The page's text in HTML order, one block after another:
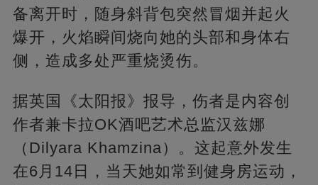
备离开时，随身斜背包突然冒烟并起火
爆开，火焰瞬间烧向她的头部和身体右
侧，造成多处严重烧烫伤。
据英国《太阳报》报导，伤者是内容创
作者兼卡拉OK酒吧艺术总监汉兹娜
（Dilyara Khamzina）。这起意外发生
在6月14日，当天她如常到健身房运动，